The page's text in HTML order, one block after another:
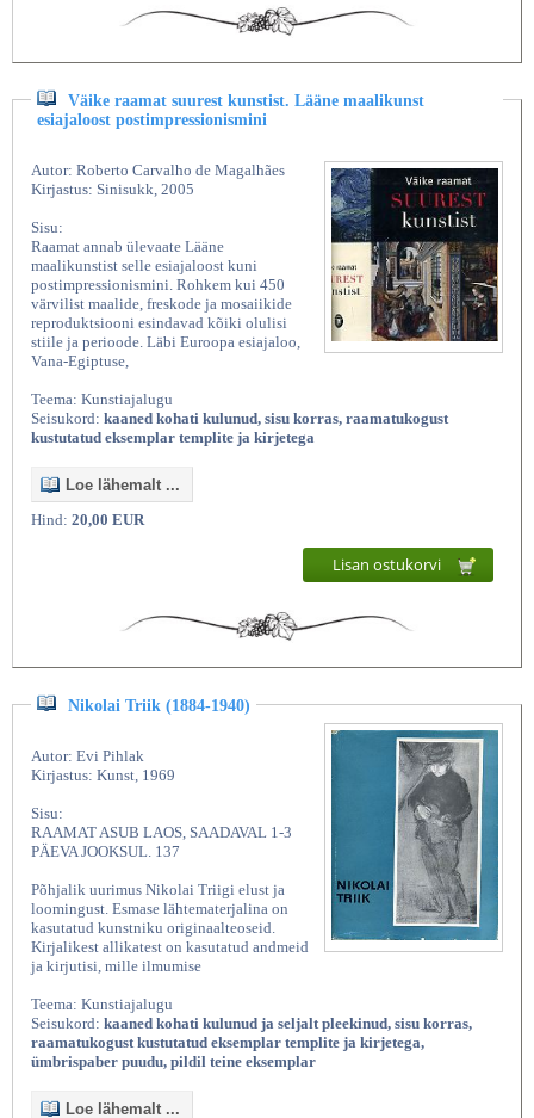
Väike raamat suurest kunstist. Lääne maalikunst
esiajaloost postimpressionismini
Autor: Roberto Carvalho de Magalhães
Kirjastus: Sinisukk, 2005
Sisu:
Raamat annab ülevaate Lääne
maalikunstist selle esiajaloost kuni
postimpressionismini. Rohkem kui 450
värvilist maalide, freskode ja mosaiikide
reproduktsiooni esindavad kõiki olulisi
stiile ja perioode. Läbi Euroopa esiajaloo,
Vana-Egiptuse,
Teema: Kunstiajalugu
Seisukord: kaaned kohati kulunud, sisu korras, raamatukogust
kustutatud eksemplar templite ja kirjetega
Loe lähemalt ...
Hind: 20,00 EUR
Lisan ostukorvi
Nikolai Triik (1884-1940)
Autor: Evi Pihlak
Kirjastus: Kunst, 1969
Sisu:
RAAMAT ASUB LAOS, SAADAVAL 1-3
PÄEVA JOOKSUL. 137
Põhjalik uurimus Nikolai Triigi elust ja
loomingust. Esmase lähtematerjalina on
kasutatud kunstniku originaalteoseid.
Kirjalikest allikatest on kasutatud andmeid
ja kirjutisi, mille ilmumise
Teema: Kunstiajalugu
Seisukord: kaaned kohati kulunud ja seljalt pleekinud, sisu korras,
raamatukogust kustutatud eksemplar templite ja kirjetega,
ümbrispaber puudu, pildil teine eksemplar
Loe lähemalt ...